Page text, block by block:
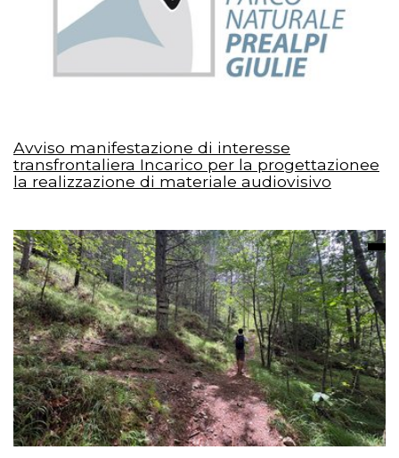
Avviso manifestazione di interesse
transfrontaliera Incarico per la progettazionee
la realizzazione di materiale audiovisivo